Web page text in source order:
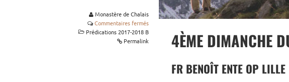
Monastère de Chalais
Commentaires fermés
Prédications 2017-2018 B
Permalink
4ÈME DIMANCHE
FR BENOÎT ENTE OP LILLE